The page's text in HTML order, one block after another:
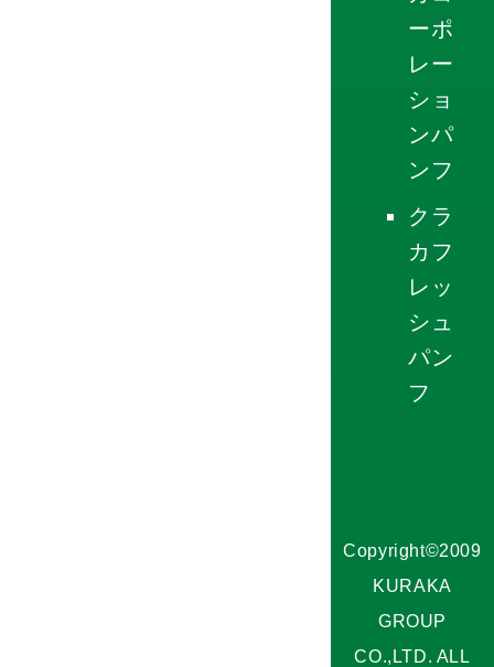
ーポ
レー
ショ
ンパ
ンフ
クラ
カフ
レッ
シュ
パン
フ
Copyright©2009
KURAKA
GROUP
CO.,LTD. ALL